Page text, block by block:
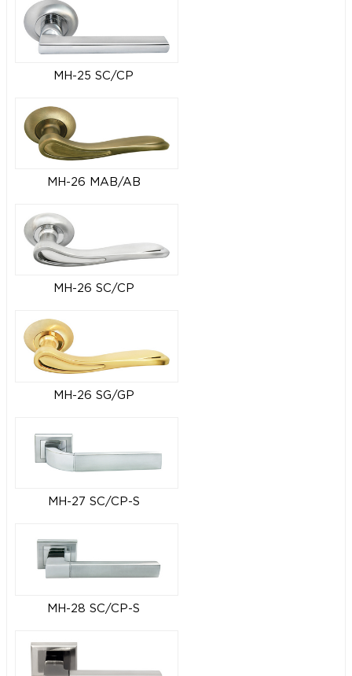
MH-25 SC/CP
MH-26 MAB/AB
MH-26 SC/CP
MH-26 SG/GP
MH-27 SC/CP-S
MH-28 SC/CP-S